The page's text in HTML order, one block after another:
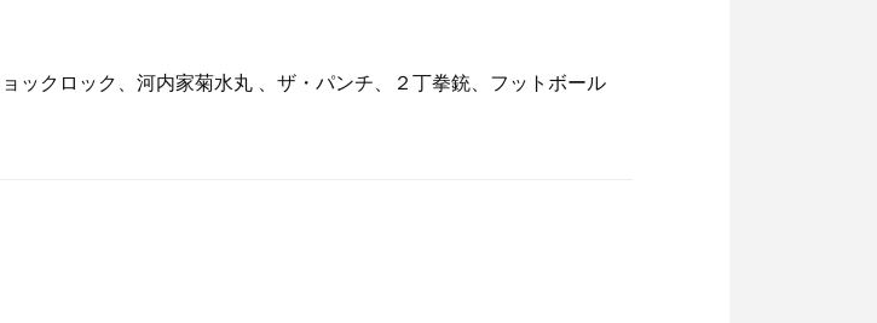
ックロック、河内家菊水丸 、ザ・パンチ、２丁拳銃、フットボール